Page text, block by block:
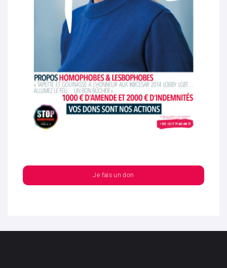
Je fais un don